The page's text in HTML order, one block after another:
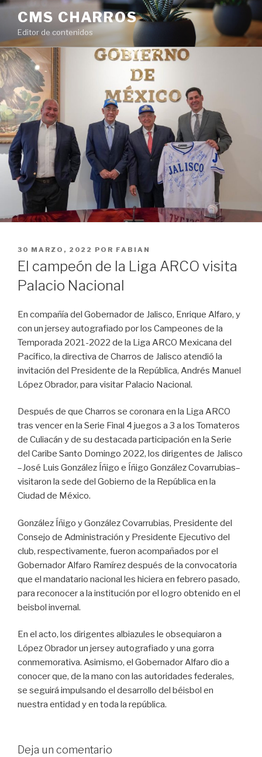
Ir
contenido
CMS CHARROS
Editor de contenidos
PUBLICADO
EN
30 MARZO, 2022 POR FABIAN
El campeón de la Liga ARCO visita
Palacio Nacional
En compañía del Gobernador de Jalisco, Enrique Alfaro, y
con un jersey autografiado por los Campeones de la
Temporada 2021-2022 de la Liga ARCO Mexicana del
Pacífico, la directiva de Charros de Jalisco atendió la
invitación del Presidente de la República, Andrés Manuel
López Obrador, para visitar Palacio Nacional.
Después de que Charros se coronara en la Liga ARCO
tras vencer en la Serie Final 4 juegos a 3 a los Tomateros
de Culiacán y de su destacada participación en la Serie
del Caribe Santo Domingo 2022, los dirigentes de Jalisco
–José Luis González Íñigo e Íñigo González Covarrubias–
visitaron la sede del Gobierno de la República en la
Ciudad de México.
González Íñigo y González Covarrubias, Presidente del
Consejo de Administración y Presidente Ejecutivo del
club, respectivamente, fueron acompañados por el
Gobernador Alfaro Ramírez después de la convocatoria
que el mandatario nacional les hiciera en febrero pasado,
para reconocer a la institución por el logro obtenido en el
beisbol invernal.
En el acto, los dirigentes albiazules le obsequiaron a
López Obrador un jersey autografiado y una gorra
conmemorativa. Asimismo, el Gobernador Alfaro dio a
conocer que, de la mano con las autoridades federales,
se seguirá impulsando el desarrollo del béisbol en
nuestra entidad y en toda la república.
Deja un comentario